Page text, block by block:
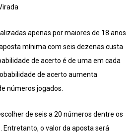
apenas por maiores de 18 anos
mínima com seis dezenas custa
de acerto é de uma em cada
de acerto aumenta
números jogados.
de seis a 20 números dentre os
Entretanto, o valor da aposta será